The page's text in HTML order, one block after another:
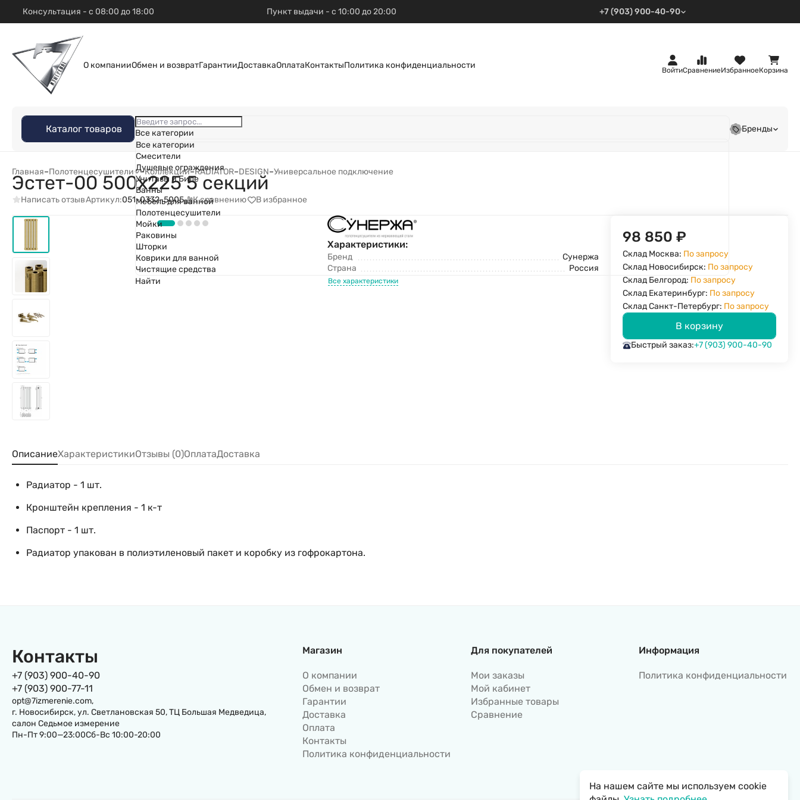
Консультация - с 08:00 до 18:00 Пункт выдачи - с 10:00 до 20:00 +7 (903) 900-40-90
О компанииОбмен и возвратГарантииДоставкаОплатаКонтактыПолитика конфиденциальности
ВойтиСравнениеИзбранноеКорзина
Каталог товаров
Все категории
Все категории
Смесители
Душевые ограждения
Унитазы и Биде
Ванны
Мебель для ванной
Полотенцесушители
Мойки
Раковины
Шторки
Коврики для ванной
Чистящие средства
Найти
Бренды
Главная–Полотенцесушители –Коллекции–RADIATOR–DESIGN–Универсальное подключение
Эстет-00 500х225 5 секций
Написать отзывАртикул:051-0332-5005 К сравнению В избранное
Характеристики:
Бренд
Сунержа
Страна
Россия
Все характеристики
98 850₽
Склад Москва: По запросу
Склад Новосибирск: По запросу
Склад Белгород: По запросу
Склад Екатеринбург: По запросу
Склад Санкт-Петербург: По запросу
В корзину
Быстрый заказ:+7 (903) 900-40-90
ОписаниеХарактеристикиОтзывы (0)ОплатаДоставка
Радиатор - 1 шт.
Кронштейн крепления - 1 к-т
Паспорт - 1 шт.
Радиатор упакован в полиэтиленовый пакет и коробку из гофрокартона.
Контакты
+7 (903) 900-40-90
+7 (903) 900-77-11
opt@7izmerenie.com,
г. Новосибирск, ул. Светлановская 50, ТЦ Большая Медведица,
салон Седьмое измерение
Пн-Пт 9:00—23:00Сб-Вс 10:00-20:00
Магазин
О компании
Обмен и возврат
Гарантии
Доставка
Оплата
Контакты
Политика конфиденциальности
Для покупателей
Мои заказы
Мой кабинет
Избранные товары
Сравнение
Информация
Политика конфиденциальности
На нашем сайте мы используем cookie